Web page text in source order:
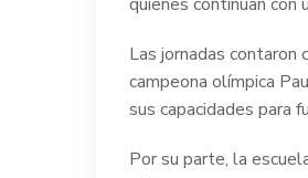
Las jornadas contaron
campeona olímpica
sus capacidades para
Por su parte, la